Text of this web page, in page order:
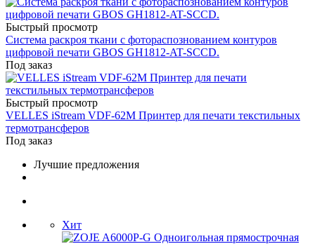
Быстрый просмотр
Система раскроя ткани с фотораспознованием контуров
цифровой печати GBOS GH1812-AT-SCCD.
Под заказ
Быстрый просмотр
VELLES iStream VDF-62M Принтер для печати текстильных
термотрансферов
Под заказ
Лучшие предложения
Хит